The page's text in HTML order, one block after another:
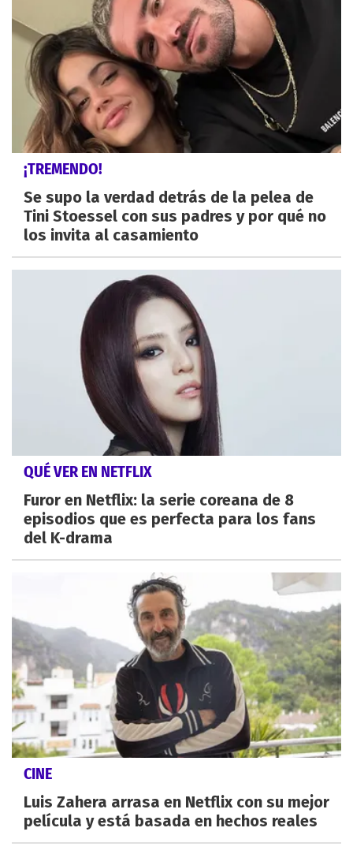
¡TREMENDO!
Se supo la verdad detrás de la pelea de
Tini Stoessel con sus padres y por qué no
los invita al casamiento
QUÉ VER EN NETFLIX
Furor en Netflix: la serie coreana de 8
episodios que es perfecta para los fans
del K-drama
CINE
Luis Zahera arrasa en Netflix con su mejor
película y está basada en hechos reales